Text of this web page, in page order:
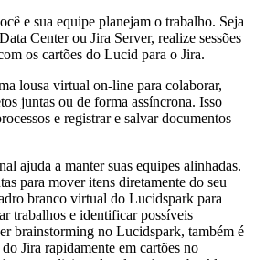
e sua equipe planejam o trabalho. Seja
Center ou Jira Server, realize sessões
os cartões do Lucid para o Jira.
lousa virtual on-line para colaborar,
juntas ou de forma assíncrona. Isso
e registrar e salvar documentos
ajuda a manter suas equipes alinhadas.
para mover itens diretamente do seu
branco virtual do Lucidspark para
trabalhos e identificar possíveis
brainstorming no Lucidspark, também é
Jira rapidamente em cartões no